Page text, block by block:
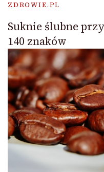
ZDROWIE.PL
Suknie ślubne
140 znaków